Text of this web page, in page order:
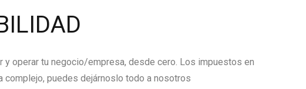
y operar tu negocio/empresa, desde cero. Los impuestos en
complejo, puedes dejárnoslo todo a nosotros